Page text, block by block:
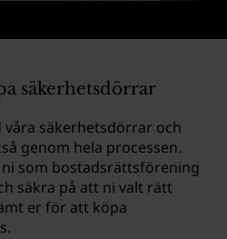
säkerhetsdörrar
våra säkerhetsdörrar och
genom hela processen.
som bostadsrättsförening
säkra på att ni valt rätt
er för att köpa